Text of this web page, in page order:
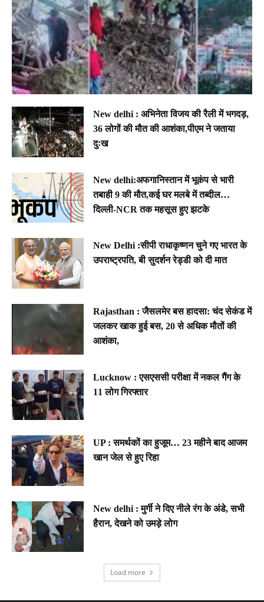
New delhi : अभिनेता विजय की रैली में भगदड़,
36 लोगों की मौत की आशंका,पीएम ने जताया
दुःख
New delhi:अफगानिस्तान में भूकंप से भारी
तबाही 9 की मौत,कई घर मलबे में तब्दील…
दिल्ली-NCR तक महसूस हुए झटके
New Delhi :सीपी राधाकृष्णन चुने गए भारत के
उपराष्ट्रपति, बी सुदर्शन रेड्डी को दी मात
Rajasthan : जैसलमेर बस हादसा: चंद सेकंड में
जलकर खाक हुई बस, 20 से अधिक मौतों की
आशंका,
Lucknow : एसएससी परीक्षा में नकल गैंग के
11 लोग गिरफ्तार
UP : समर्थकों का हुजूम… 23 महीने बाद आजम
खान जेल से हुए रिहा
New delhi : मुर्गी ने दिए नीले रंग के अंडे, सभी
हैरान, देखने को उमड़े लोग
Load more